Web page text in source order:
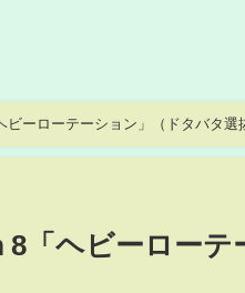
ビーローテーション」（ドタバタ選
8「ヘビーロー